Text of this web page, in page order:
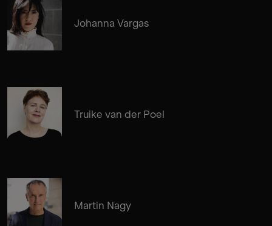
Johanna Vargas
Truike van der Poel
Martin Nagy